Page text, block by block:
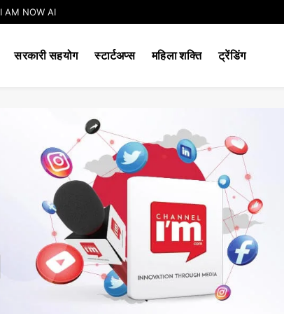
I AM NOW AI​
सरकारी सहयोग स्टार्टअप्स महिला शक्ति ट्रेंडिंग